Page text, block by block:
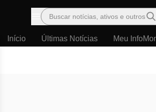
Menu
Buscar notícias, ativos e outros
Início Últimas Notícias Meu